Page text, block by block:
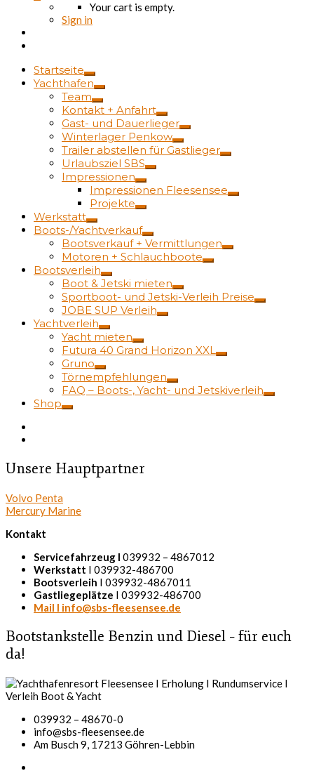
Your cart is empty.
Sign in
Startseite
Yachthafen
Team
Kontakt + Anfahrt
Gast- und Dauerlieger
Winterlager Penkow
Trailer abstellen für Gastlieger
Urlaubsziel SBS
Impressionen
Impressionen Fleesensee
Projekte
Werkstatt
Boots-/Yachtverkauf
Bootsverkauf + Vermittlungen
Motoren + Schlauchboote
Bootsverleih
Boot & Jetski mieten
Sportboot- und Jetski-Verleih Preise
JOBE SUP Verleih
Yachtverleih
Yacht mieten
Futura 40 Grand Horizon XXL
Gruno
Törnempfehlungen
FAQ – Boots-, Yacht- und Jetskiverleih
Shop
Unsere Hauptpartner
Volvo Penta
Mercury Marine
Kontakt
Servicefahrzeug I 039932 – 4867012
Werkstatt I 039932-486700
Bootsverleih I 039932-4867011
Gastliegeplätze I 039932-486700
Mail I info@sbs-fleesensee.de
Bootstankstelle Benzin und Diesel – für euch
da!
039932 – 48670-0
info@sbs-fleesensee.de
Am Busch 9, 17213 Göhren-Lebbin